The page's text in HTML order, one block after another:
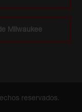
Milwaukee
reservados.